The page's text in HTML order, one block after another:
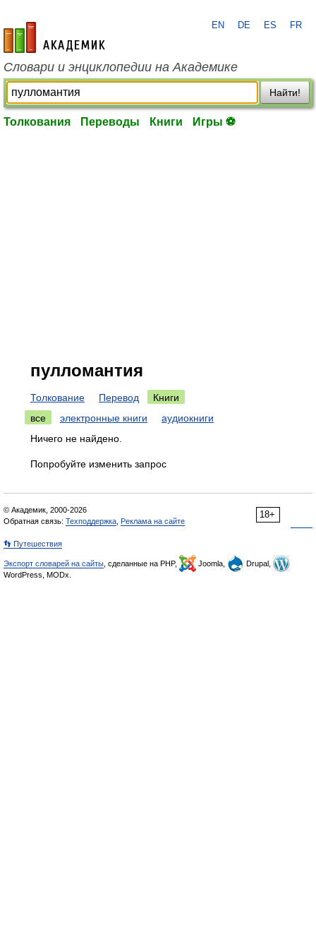
academic.ru
EN DE ES FR
Словари и энциклопедии на Академике
Найти!
Толкования Переводы Книги Игры ⚽
пулломантия
Толкование Перевод
Книги
все
электронные книги
аудиокниги
Ничего не найдено.
Попробуйте изменить запрос
18+
© Академик, 2000-2026
Обратная связь: Техподдержка Реклама на сайте
👣 Путешествия
Экспорт словарей на сайты , сделанные на PHP, Joomla,
Drupal,
WordPress, MODx.